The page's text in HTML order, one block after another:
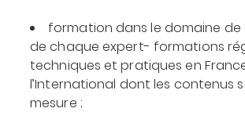
formation dans le domaine
de chaque expert- formations
techniques et pratiques en
l’International dont les contenus
mesure ;